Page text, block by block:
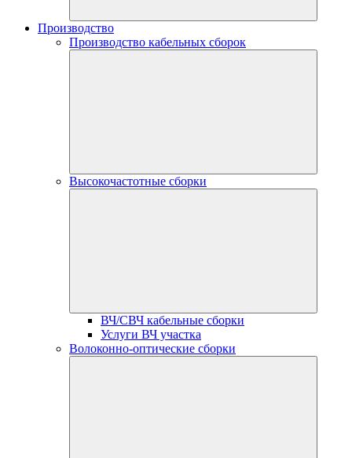
Производство
Производство кабельных сборок
Высокочастотные сборки
ВЧ/СВЧ кабельные сборки
Услуги ВЧ участка
Волоконно-оптические сборки